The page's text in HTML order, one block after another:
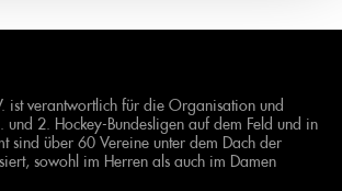
ist verantwortlich für die Organisation und
und 2. Hockey-Bundesligen auf dem Feld und in
sind über 60 Vereine unter dem Dach der
sowohl im Herren als auch im Damen